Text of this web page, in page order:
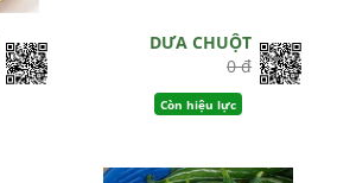
DƯA CHUỘT
0 đ
Còn hiệu lực